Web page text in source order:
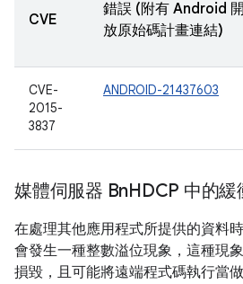
CVE
錯誤 (附有 Android 開
放原始碼計畫連結)
CVE-
2015-
3837
ANDROID-21437603
媒體伺服器 BnHDCP 中的緩
在處理其他應用程式所提供的資料
會發生一種整數溢位現象，這種現
損毀，且可能將遠端程式碼執行當